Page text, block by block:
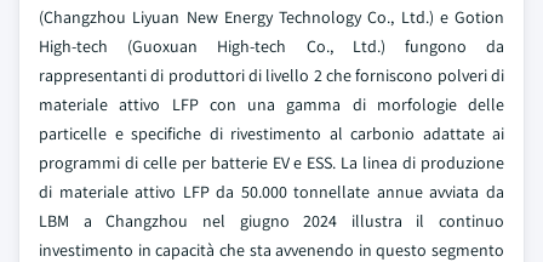
(Changzhou Liyuan New Energy Technology Co., Ltd.) e Gotion
High-tech (Guoxuan High-tech Co., Ltd.) fungono da
rappresentanti di produttori di livello 2 che forniscono polveri di
materiale attivo LFP con una gamma di morfologie delle
particelle e specifiche di rivestimento al carbonio adattate ai
programmi di celle per batterie EV e ESS. La linea di produzione
di materiale attivo LFP da 50.000 tonnellate annue avviata da
LBM a Changzhou nel giugno 2024 illustra il continuo
investimento in capacità che sta avvenendo in questo segmento